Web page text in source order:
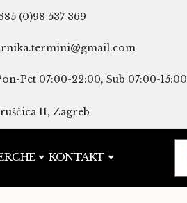
(0)98 537 369
Pet 07:00-22:00, Sub 07:00-15:00
11, Zagreb
KONTAKT